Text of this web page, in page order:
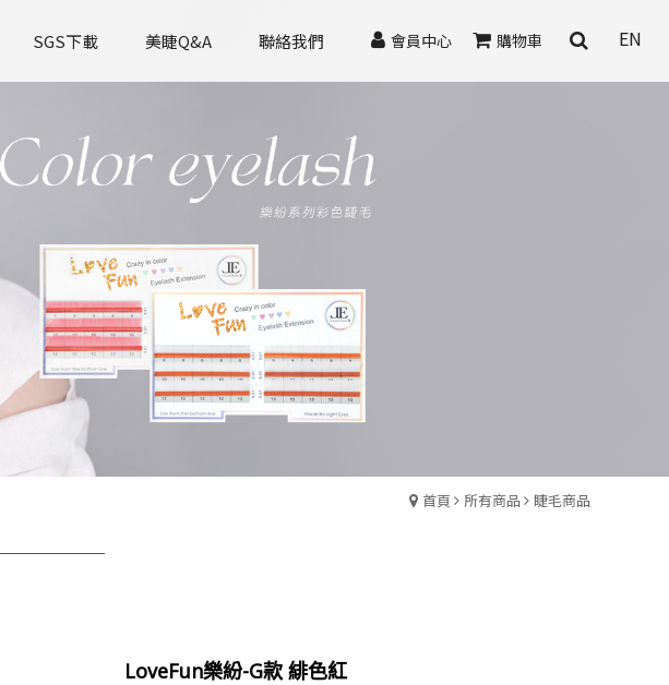
EN
會員中心 購物車
SGS下載 美睫Q&A 聯絡我們
首頁 所有商品 睫毛商品
LoveFun樂紛-G款 緋色紅